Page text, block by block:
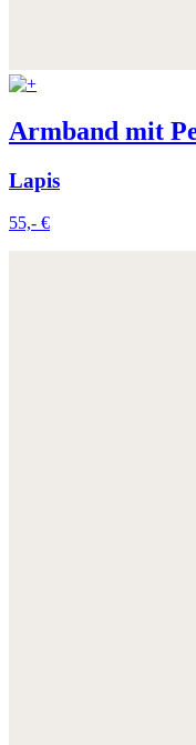
Armband mit
Lapis
55,- €